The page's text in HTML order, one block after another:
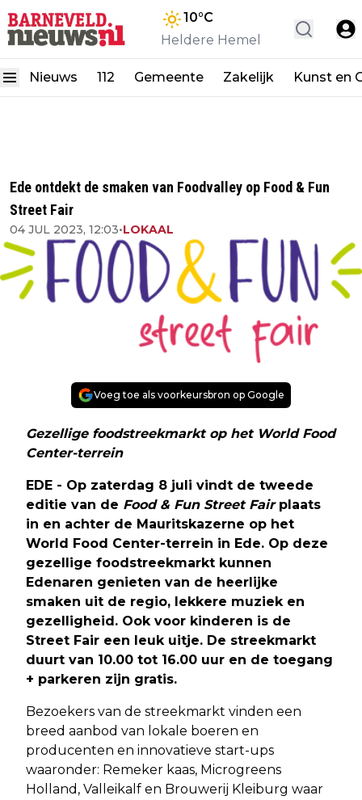
10°C
Heldere Hemel
Nieuws 112 Gemeente Zakelijk Kunst en
Ede ontdekt de smaken van Foodvalley op Food & Fun
Street Fair
04 JUL 2023, 12:03•LOKAAL
Voeg toe als voorkeursbron op Google
Gezellige foodstreekmarkt op het World Food
Center-terrein
EDE - Op zaterdag 8 juli vindt de tweede
editie van de Food & Fun Street Fairplaats
in en achter de Mauritskazerne op het
World Food Center-terrein in Ede. Op deze
gezellige foodstreekmarkt kunnen
Edenaren genieten van de heerlijke
smaken uit de regio, lekkere muziek en
gezelligheid. Ook voor kinderen is de
Street Fair een leuk uitje. De streekmarkt
duurt van 10.00 tot 16.00 uur en de toegang
+ parkeren zijn gratis.
Bezoekers van de streekmarkt vinden een
breed aanbod van lokale boeren en
producenten en innovatieve start-ups
waaronder: Remeker kaas, Microgreens
Holland, Valleikalf en Brouwerij Kleiburg waar